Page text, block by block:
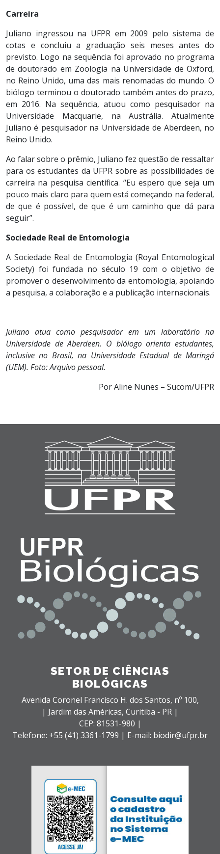
Carreira
Juliano ingressou na UFPR em 2009 pelo sistema de
cotas e concluiu a graduação seis meses antes do
previsto. Logo na sequência foi aprovado no programa
de doutorado em Zoologia na Universidade de Oxford,
no Reino Unido, uma das mais renomadas do mundo. O
biólogo terminou o doutorado também antes do prazo,
em 2016. Na sequência, atuou como pesquisador na
Universidade Macquarie, na Austrália. Atualmente
Juliano é pesquisador na Universidade de Aberdeen, no
Reino Unido.
Ao falar sobre o prêmio, Juliano fez questão de ressaltar
para os estudantes da UFPR sobre as possibilidades de
carreira na pesquisa científica. “Eu espero que seja um
pouco mais claro para quem está começando na federal,
de que é possível, de que é um caminho que dá para
seguir”.
Sociedade Real de Entomologia
A Sociedade Real de Entomologia (Royal Entomological
Society) foi fundada no século 19 com o objetivo de
promover o desenvolvimento da entomologia, apoiando
a pesquisa, a colaboração e a publicação internacionais.
Juliano atua como pesquisador em um laboratório na
Universidade de Aberdeen. O biólogo orienta estudantes,
inclusive no Brasil, na Universidade Estadual de Maringá
(UEM). Foto: Arquivo pessoal.
Por Aline Nunes – Sucom/UFPR
SETOR DE CIÊNCIAS
BIOLÓGICAS
Avenida Coronel Francisco H. dos Santos, nº 100,
| Jardim das Américas, Curitiba - PR |
CEP: 81531-980 |
Telefone: +55 (41) 3361-1799 | E-mail: biodir@ufpr.br